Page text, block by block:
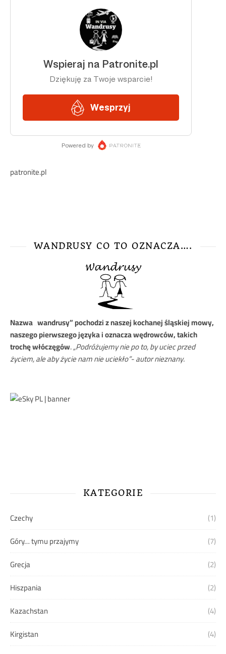
patronite.pl
WANDRUSY CO TO OZNACZA….
Nazwa„wandrusy” pochodzi z naszej kochanej śląskiej mowy,
naszego pierwszego języka i oznacza wędrowców, takich
trochę włóczęgów.„Podróżujemy nie po to, by uciec przed
życiem, ale aby życie nam nie uciekło”- autor nieznany.
KATEGORIE
Czechy
(1)
Góry… tymu przajymy
(7)
Grecja
(2)
Hiszpania
(2)
Kazachstan
(4)
Kirgistan
(4)